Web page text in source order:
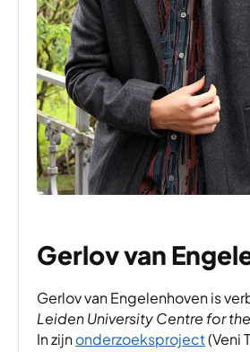
Gerlov van
Gerlov van Engelenhoven is
Leiden University Centre for
In zijnonderzoeksproject(Veni